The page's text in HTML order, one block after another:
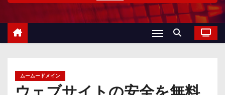
ムームードメイン